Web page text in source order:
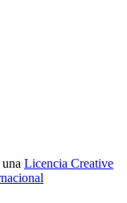
Licencia Creative